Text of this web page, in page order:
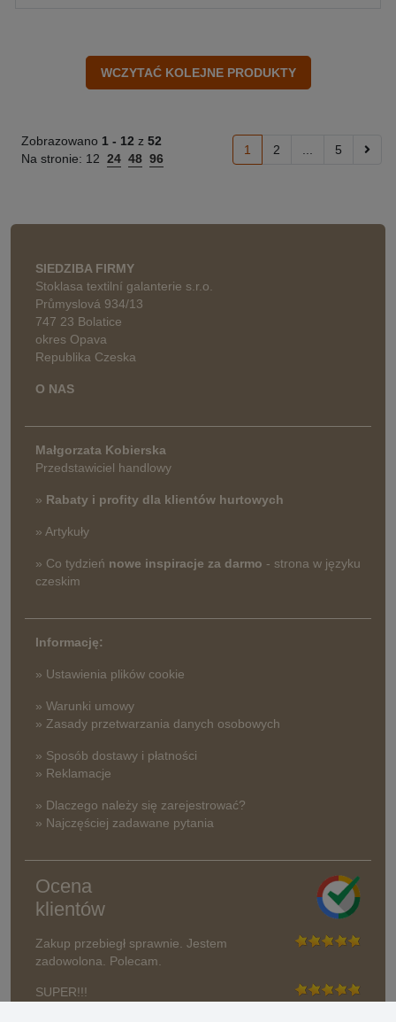
Zobrazowano 1 - 12 z 52
Na stronie: 12 24 48 96
1 2 5
SIEDZIBA FIRMY
Stoklasa textilní galanterie s.r.o.
Průmyslová 934/13
747 23 Bolatice
okres Opava
Republika Czeska
O NAS
Małgorzata Kobierska
Przedstawiciel handlowy
» Rabaty i profity dla klientów hurtowych
» Artykuły
» Co tydzień nowe inspiracje za darmo - strona w języku
czeskim
Informację:
» Ustawienia plików cookie
» Warunki umowy
» Zasady przetwarzania danych osobowych
» Sposób dostawy i płatności
» Reklamacje
» Dlaczego należy się zarejestrować?
» Najczęściej zadawane pytania
Ocena
klientów
Zakup przebiegł sprawnie. Jestem
zadowolona. Polecam.
SUPER!!!